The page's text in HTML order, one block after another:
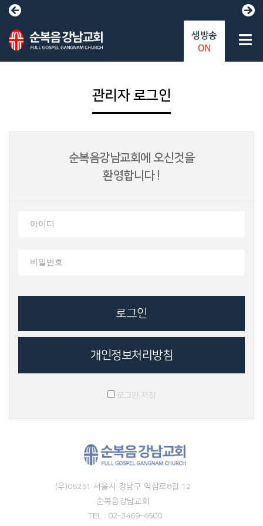
관리자 로그인
순복음강남교회에 오신것을
환영합니다 !
개인정보처리방침
로그인 저장
(우)06251 서울시 강남구 역삼로8길 12
순복음강남교회
TEL : 02-3469-4600
생방송
ON